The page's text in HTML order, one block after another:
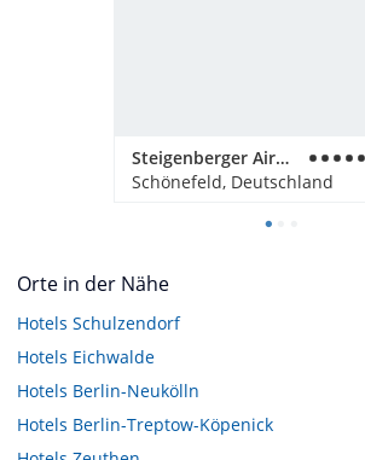
Steigenberger Airport Hotel Berlin
Schönefeld, Deutschland
Orte in der Nähe
Hotels Schulzendorf
Hotels Eichwalde
Hotels Berlin-Neukölln
Hotels Berlin-Treptow-Köpenick